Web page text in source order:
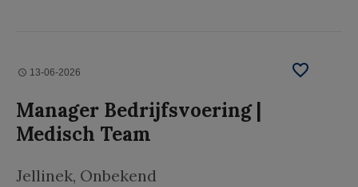
13-06-2026
Manager Bedrijfsvoering |
Medisch Team
Jellinek, Onbekend